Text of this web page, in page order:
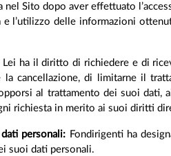
nel Sito dopo aver effettuato
e l’utilizzo delle informazioni
Lei ha il diritto di richiedere e di
la cancellazione, di limitarne il
al trattamento dei suoi dati,
richiesta in merito ai suoi diritti
personali: Fondirigenti ha
suoi dati personali.